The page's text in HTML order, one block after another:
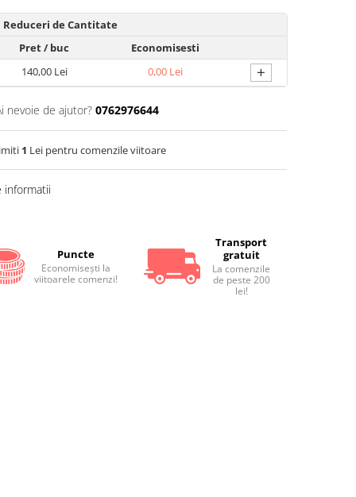
Reduceri de Cantitate
Pret/ buc
Economisesti
140,00 Lei 0,00 Lei +
nevoie de ajutor? 0762976644
1 Lei pentru comenzile viitoare
informatii
Puncte
Economiseşti la
viitoarele comenzi!
Transport
gratuit
La comenzile
de peste 200
lei!